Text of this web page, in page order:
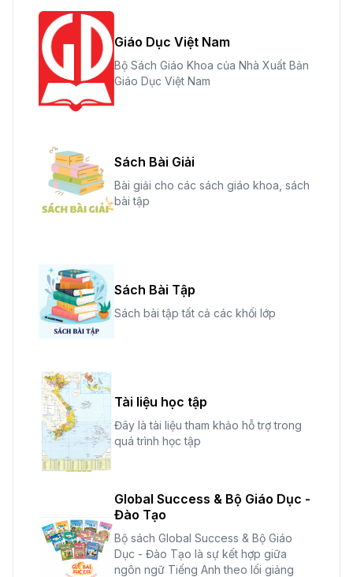
Giáo Dục Việt Nam
Bộ Sách Giáo Khoa của Nhà Xuất Bản
Giáo Dục Việt Nam
Sách Bài Giải
Bài giải cho các sách giáo khoa, sách
bài tập
Sách Bài Tập
Sách bài tập tất cả các khối lớp
Tài liệu học tập
Đây là tài liệu tham khảo hỗ trợ trong
quá trình học tập
Global Success & Bộ Giáo Dục -
Đào Tạo
Bộ sách Global Success & Bộ Giáo
Dục - Đào Tạo là sự kết hợp giữa
ngôn ngữ Tiếng Anh theo lối giảng